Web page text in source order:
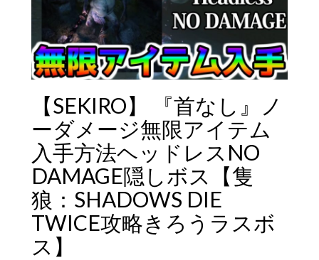
【SEKIRO】 『首なし』ノ
ーダメージ無限アイテム
入手方法ヘッドレスNO
DAMAGE隠しボス【隻
狼：SHADOWS DIE
TWICE攻略きろうラスボ
ス】